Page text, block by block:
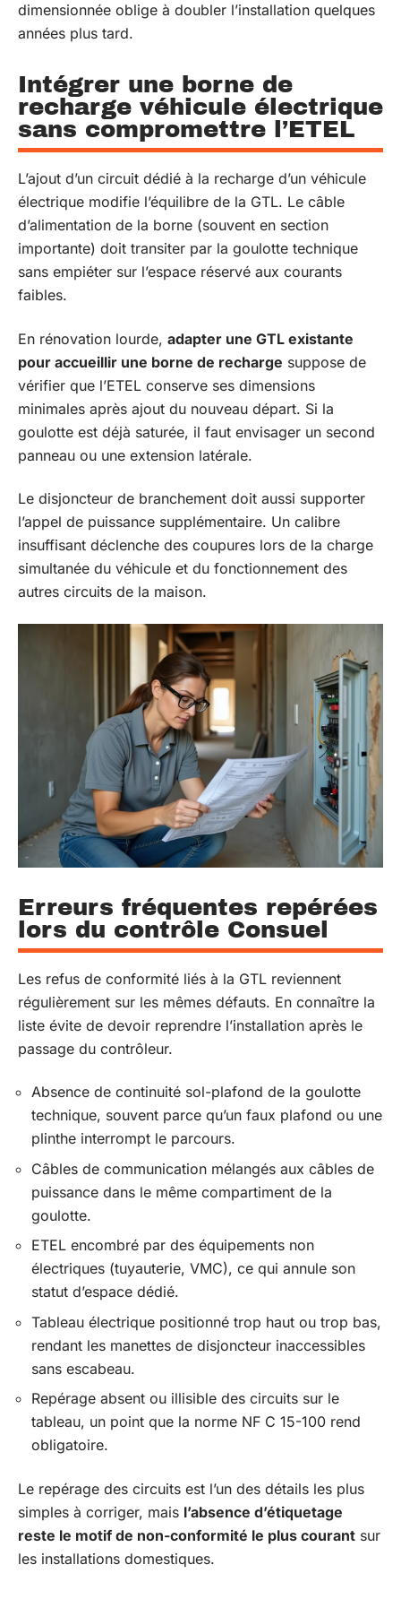
dimensionnée oblige à doubler l’installation quelques
années plus tard.
Intégrer une borne de
recharge véhicule électrique
sans compromettre l’ETEL
L’ajout d’un circuit dédié à la recharge d’un véhicule
électrique modifie l’équilibre de la GTL. Le câble
d’alimentation de la borne (souvent en section
importante) doit transiter par la goulotte technique
sans empiéter sur l’espace réservé aux courants
faibles.
En rénovation lourde, adapter une GTL existante
pour accueillir une borne de recharge suppose de
vérifier que l’ETEL conserve ses dimensions
minimales après ajout du nouveau départ. Si la
goulotte est déjà saturée, il faut envisager un second
panneau ou une extension latérale.
Le disjoncteur de branchement doit aussi supporter
l’appel de puissance supplémentaire. Un calibre
insuffisant déclenche des coupures lors de la charge
simultanée du véhicule et du fonctionnement des
autres circuits de la maison.
Erreurs fréquentes repérées
lors du contrôle Consuel
Les refus de conformité liés à la GTL reviennent
régulièrement sur les mêmes défauts. En connaître la
liste évite de devoir reprendre l’installation après le
passage du contrôleur.
Absence de continuité sol-plafond de la goulotte
technique, souvent parce qu’un faux plafond ou une
plinthe interrompt le parcours.
Câbles de communication mélangés aux câbles de
puissance dans le même compartiment de la
goulotte.
ETEL encombré par des équipements non
électriques (tuyauterie, VMC), ce qui annule son
statut d’espace dédié.
Tableau électrique positionné trop haut ou trop bas,
rendant les manettes de disjoncteur inaccessibles
sans escabeau.
Repérage absent ou illisible des circuits sur le
tableau, un point que la norme NF C 15-100 rend
obligatoire.
Le repérage des circuits est l’un des détails les plus
simples à corriger, mais l’absence d’étiquetage
reste le motif de non-conformité le plus courant sur
les installations domestiques.